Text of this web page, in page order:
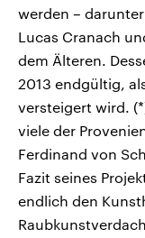
werden –
Lucas Cranach
dem Älteren.
2013 endgültig,
versteigert wird.
viele der
Ferdinand von
Fazit seines
endlich den